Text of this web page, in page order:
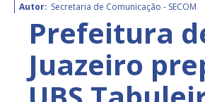
Autor: Secretaria de Comunicação - SECOM
Prefeitura
Juazeiro